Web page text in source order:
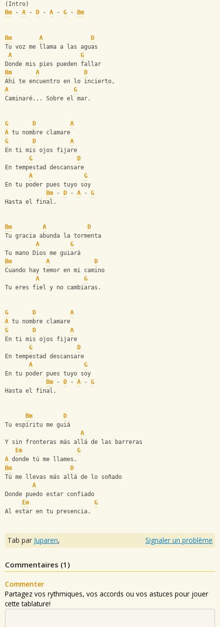
(Intro)
Bm - A - D - A - G - Bm
Bm A
D
Tu voz me llama a las aguas
A
G
Donde mis pies pueden fallar
Bm
A
D
Ahí te encuentro en lo incierto,
A
G
Caminaré... Sobre el mar.
G D
A
A tu nombre clamare
G
D
A
En ti mis ojos fijare
G
D
En tempestad descansare
A
G
En tu poder pues tuyo soy
Bm - D - A - G
Hasta el final.
Bm A
D
Tu gracia abunda la tormenta
A
G
Tu mano Dios me guiará
Bm
A
D
Cuando hay temor en mi camino
A
G
Tu eres fiel y no cambiaras.
G D
A
A tu nombre clamare
G
D
A
En ti mis ojos fijare
G
D
En tempestad descansare
A
G
En tu poder pues tuyo soy
Bm - D - A - G
Hasta el final.
Bm
D
Tu espíritu me guiá
A
Y sin fronteras más allá de las barreras
Em
G
A donde tú me llames.
Bm
D
Tú me llevas más allá de lo soñado
A
Donde puedo estar confiado
Em
G
Al estar en tu presencia.
Tab par Juparen, Signaler un problème
Commentaires (1 )
Commenter
Partagez vos rythmiques, vos accords ou vos astuces pour jouer
cette tablature!